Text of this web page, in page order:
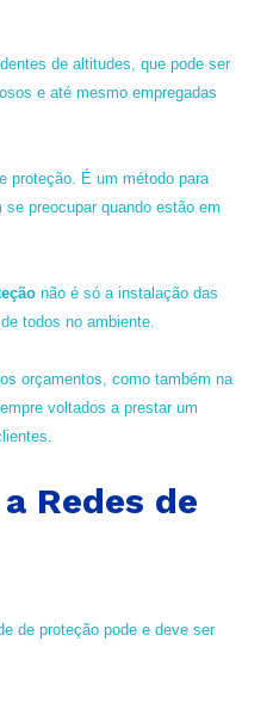
de altitudes, que pode ser
e até mesmo empregadas
proteção. É um método para
preocupar quando estão em
não é só a instalação das
todos no ambiente.
orçamentos, como também na
voltados a prestar um
Redes de
de proteção pode e deve ser